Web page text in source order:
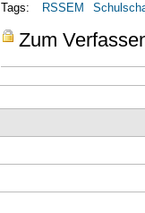
Tags: RSSEM
Zum